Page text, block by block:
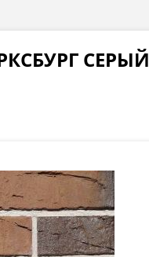
СЕРЫЙ